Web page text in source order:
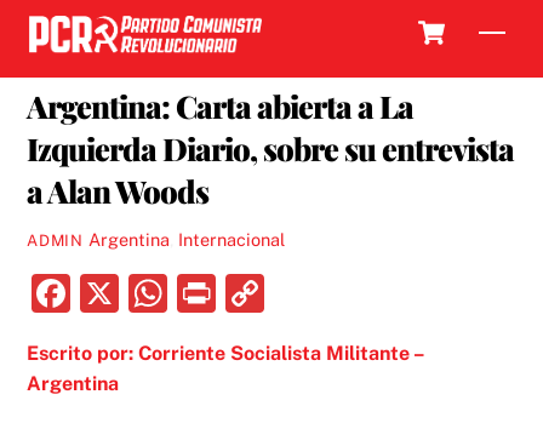
Skip
content
Argentina: Carta abierta a La
Izquierda Diario, sobre su entrevista
a Alan Woods
ADMIN Argentina Internacional
F
c
X
W
at
P
nt p
Escrito por: Corriente Socialista Militante –
Argentina